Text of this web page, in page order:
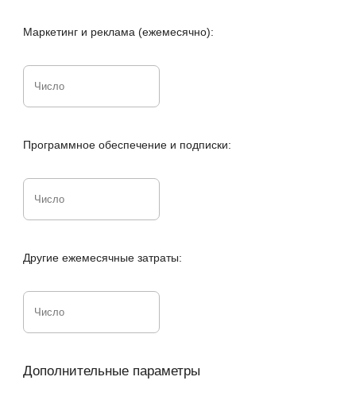
Маркетинг и реклама (ежемесячно):
Программное обеспечение и подписки:
Другие ежемесячные затраты:
Дополнительные параметры